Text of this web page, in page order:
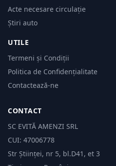
Acte necesare circulație
Știri auto
UTILE
Termeni și Condiții
Politica de Confidențialitate
Contactează-ne
CONTACT
SC EVITĂ AMENZI SRL
CUI: 47006778
Str Științei, nr 5, bl.D41, et 3